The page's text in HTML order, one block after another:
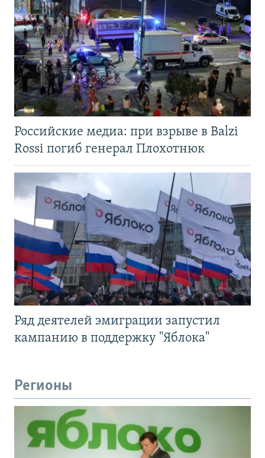
Российские медиа: при взрыве в Balzi
Rossi погиб генерал Плохотнюк
Ряд деятелей эмиграции запустил
кампанию в поддержку "Яблока"
Регионы